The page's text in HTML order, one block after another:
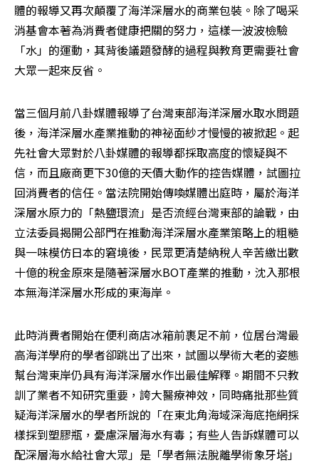
體的報導又再次顛覆了海洋深層水的商業包裝。除了喝采
消基會本著為消費者健康把關的努力，這樣一波波檢驗
「水」的運動，其背後議題發酵的過程與教育更需要社會
大眾一起來反省。
當三個月前八卦媒體報導了台灣東部海洋深層水取水問題
後，海洋深層水產業推動的神祕面紗才慢慢的被掀起。起
先社會大眾對於八卦媒體的報導都採取高度的懷疑與不
信，而且廠商更下30億的天價大動作的控告媒體，試圖拉
回消費者的信任。當法院開始傳喚媒體出庭時，屬於海洋
深層水原力的「熱鹽環流」是否流經台灣東部的論戰，由
立法委員揭開公部門在推動海洋深層水產業策略上的粗糙
與一味模仿日本的窘境後，民眾更清楚納稅人辛苦繳出數
十億的稅金原來是隨著深層水BOT產業的推動，沈入那根
本無海洋深層水形成的東海岸。
此時消費者開始在便利商店冰箱前裹足不前，位居台灣最
高海洋學府的學者卻跳出了出來，試圖以學術大老的姿態
幫台灣東岸仍具有海洋深層水作出最佳解釋。期間不只教
訓了業者不知研究重要，誇大醫療神效，同時痛批那些質
疑海洋深層水的學者所說的「在東北角海域深海底拖網採
樣採到塑膠瓶，憂慮深層海水有毒；有些人告訴媒體可以
配深層海水給社會大眾」是「學者無法脫離學術象牙塔」